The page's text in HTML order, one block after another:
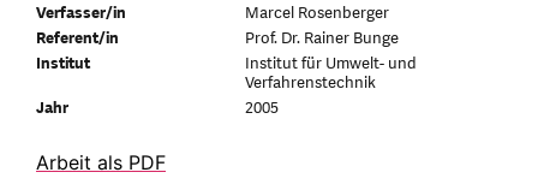
Verfasser/in
Marcel Rosenberger
Referent/in
Prof. Dr. Rainer Bunge
Institut
Institut für Umwelt- und
Verfahrenstechnik
Jahr
2005
Arbeit als PDF